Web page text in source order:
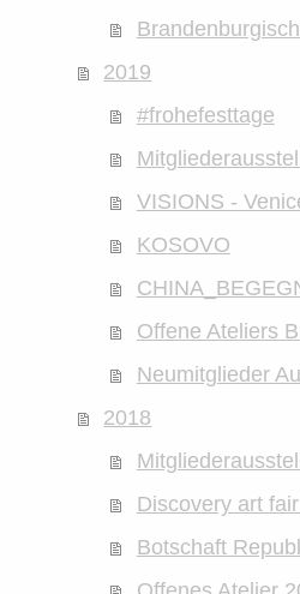
2019
#frohefesttage
VISIONS -
KOSOVO
Offene Ateliers
Neumitglieder
2018
Discovery art
Botschaft